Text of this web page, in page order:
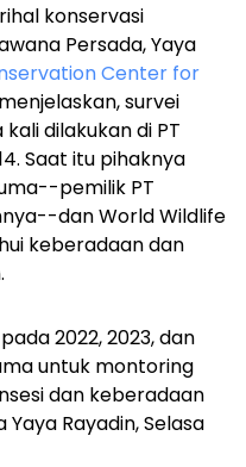
konservasi
Persada, Yaya
Center for
menjelaskan, survei
dilakukan di PT
Saat itu pihaknya
pemilik PT
dan World Wildlife
keberadaan dan
2022, 2023, dan
untuk montoring
dan keberadaan
Rayadin, Selasa